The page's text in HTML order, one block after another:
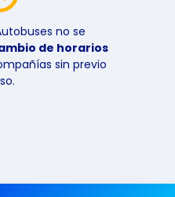
no se
de horarios
sin previo